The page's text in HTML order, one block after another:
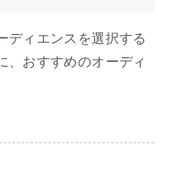
ディエンスを選択する
、おすすめのオーディ